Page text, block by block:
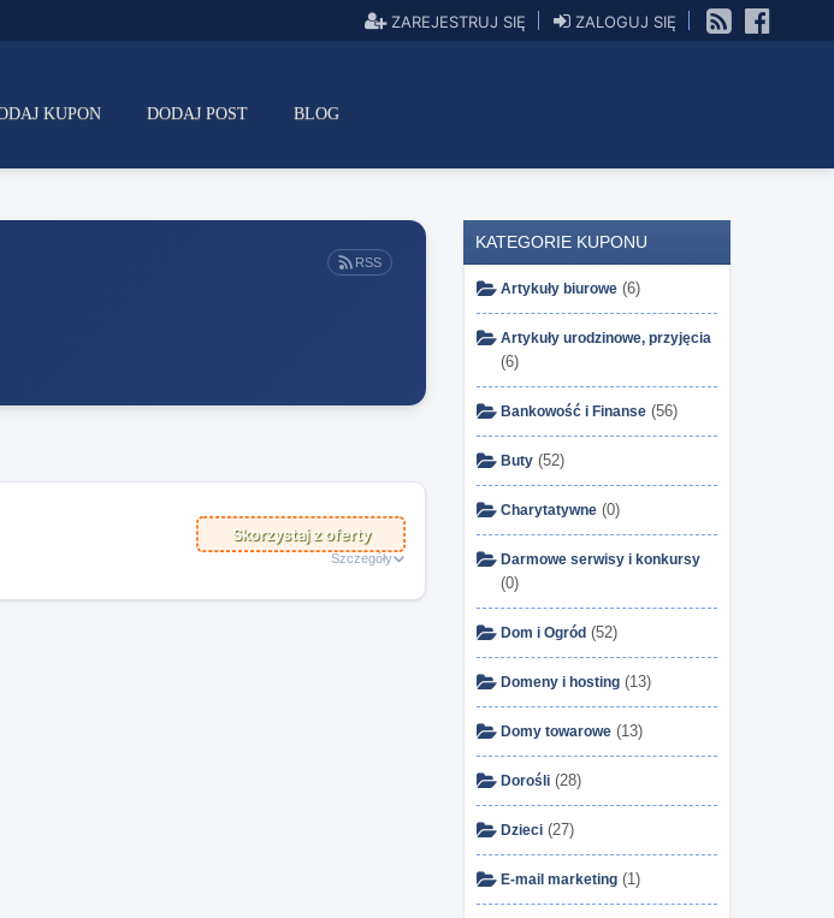
ZAREJESTRUJ SIĘ
ZALOGUJ SIĘ
KUPON DODAJ POST BLOG
RSS
Skorzystaj z oferty
Szczegóły
KATEGORIE KUPONU
Artykuły biurowe (6)
Artykuły urodzinowe, przyjęcia
(6)
Bankowość i Finanse (56)
Buty (52)
Charytatywne (0)
Darmowe serwisy i konkursy
(0)
Dom i Ogród (52)
Domeny i hosting (13)
Domy towarowe (13)
Dorośli (28)
Dzieci (27)
E-mail marketing (1)